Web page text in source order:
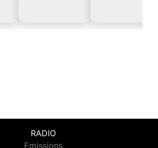
RADIO
Emissions